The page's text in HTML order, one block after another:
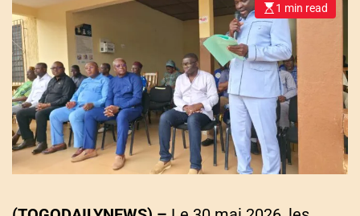
E
m
a
t
e
e
d
i
1 min read